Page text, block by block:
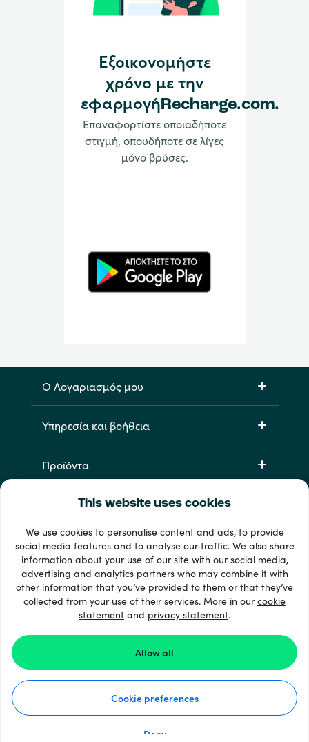
This website uses cookies
We use cookies to personalise content and ads, to provide
social media features and to analyse our traffic. We also share
information about your use of our site with our social media,
advertising and analytics partners who may combine it with
other information that you’ve provided to them or that they’ve
collected from your use of their services. More in ourcookie
statement and privacy statement.
Allow all
Cookie preferences
Deny
Εξοικονομήστε
χρόνο με την
εφαρμογήRecharge.com.
Επαναφορτίστε οποιαδήποτε
στιγμή, οπουδήποτε σε λίγες
μόνο βρύσες.
Ο Λογαριασμός μου
Υπηρεσία και βοήθεια
Προϊόντα
33 + τρόποι πληρωμής
Εμφάνιση όλων
© 2026 Recharge.com
Δήλωση Απορρήτου